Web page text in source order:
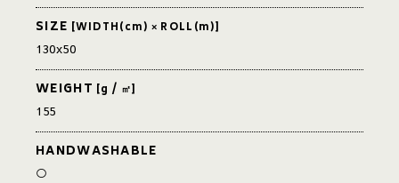
SIZE [WIDTH(cm) × ROLL(m)]
130x50
WEIGHT [g / ㎡]
155
HANDWASHABLE
○